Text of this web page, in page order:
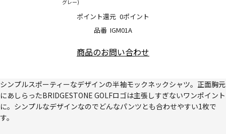
品番 IGM01A
ポイント還元 0ポイント
グレー)
商品のお問い合わせ
シンプルスポーティーなデザインの半袖モックネックシャツ。正面胸元
にあしらったBRIDGESTONE GOLFロゴは主張しすぎないワンポイント
に。シンプルなデザインなのでどんなパンツとも合わせやすい1枚で
す。